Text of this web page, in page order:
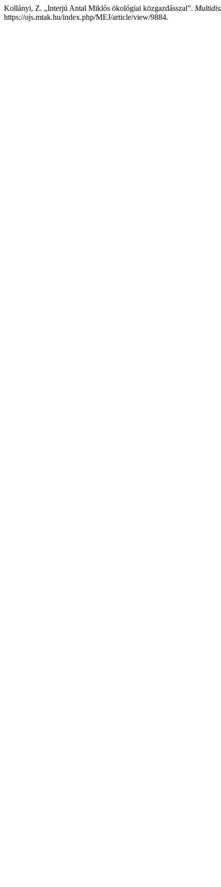
Kollányi, Z. „Interjú Antal Miklós ökológiai közgazdásszal”.
https://ojs.mtak.hu/index.php/MEJ/article/view/9884.